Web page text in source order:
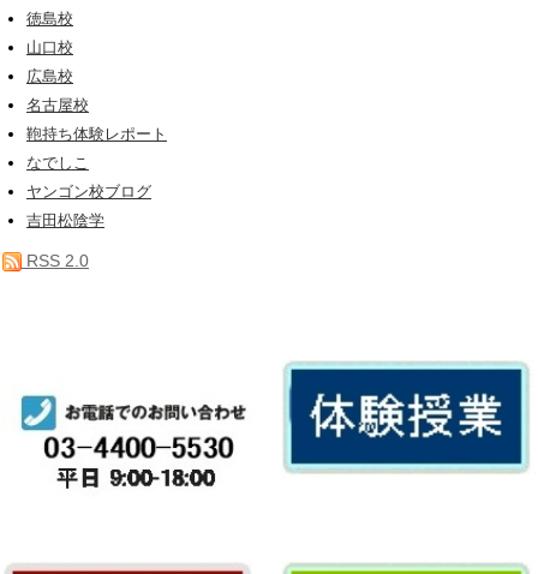
徳島校
山口校
広島校
名古屋校
鞄持ち体験レポート
なでしこ
ヤンゴン校ブログ
吉田松陰学
RSS 2.0